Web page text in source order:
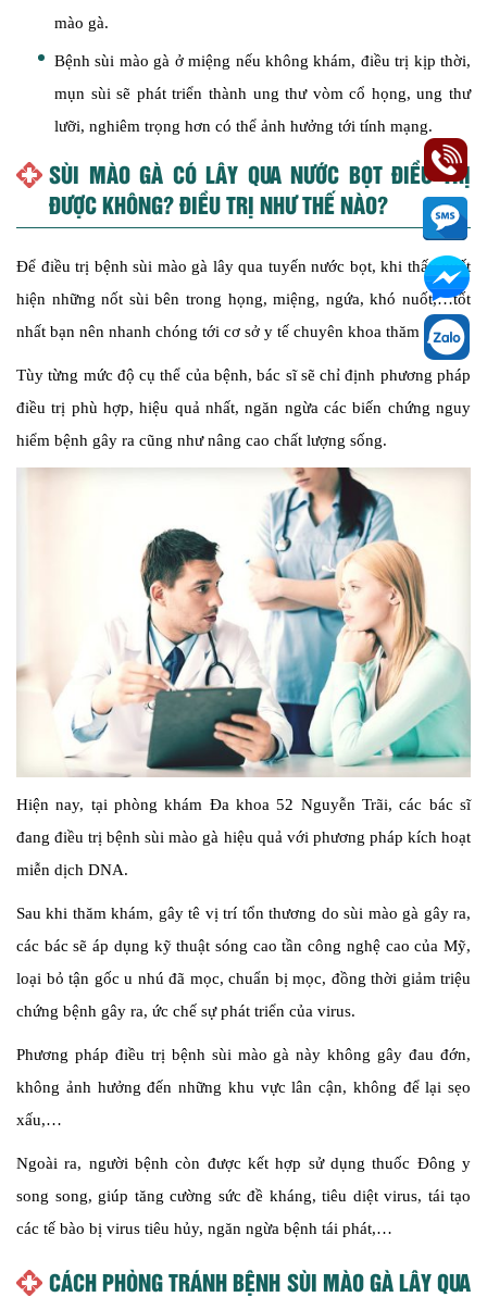
mào gà.
Bệnh sùi mào gà ở miệng nếu không khám, điều trị kịp thời,
mụn sùi sẽ phát triển thành ung thư vòm cổ họng, ung thư
lưỡi, nghiêm trọng hơn có thể ảnh hưởng tới tính mạng.
SÙI MÀO GÀ CÓ LÂY QUA NƯỚC BỌT ĐIỀU TRỊ
ĐƯỢC KHÔNG? ĐIỀU TRỊ NHƯ THẾ NÀO?
Để điều trị bệnh sùi mào gà lây qua tuyến nước bọt, khi thấy xuất
hiện những nốt sùi bên trong họng, miệng, ngứa, khó nuốt,…tốt
nhất bạn nên nhanh chóng tới cơ sở y tế chuyên khoa thăm khám.
Tùy từng mức độ cụ thể của bệnh, bác sĩ sẽ chỉ định phương pháp
điều trị phù hợp, hiệu quả nhất, ngăn ngừa các biến chứng nguy
hiểm bệnh gây ra cũng như nâng cao chất lượng sống.
Hiện nay, tại phòng khám Đa khoa 52 Nguyễn Trãi, các bác sĩ
đang điều trị bệnh sùi mào gà hiệu quả với phương pháp kích hoạt
miễn dịch DNA.
Sau khi thăm khám, gây tê vị trí tổn thương do sùi mào gà gây ra,
các bác sẽ áp dụng kỹ thuật sóng cao tần công nghệ cao của Mỹ,
loại bỏ tận gốc u nhú đã mọc, chuẩn bị mọc, đồng thời giảm triệu
chứng bệnh gây ra, ức chế sự phát triển của virus.
Phương pháp điều trị bệnh sùi mào gà này không gây đau đớn,
không ảnh hưởng đến những khu vực lân cận, không để lại sẹo
xấu,…
Ngoài ra, người bệnh còn được kết hợp sử dụng thuốc Đông y
song song, giúp tăng cường sức đề kháng, tiêu diệt virus, tái tạo
các tế bào bị virus tiêu hủy, ngăn ngừa bệnh tái phát,…
CÁCH PHÒNG TRÁNH BỆNH SÙI MÀO GÀ LÂY QUA